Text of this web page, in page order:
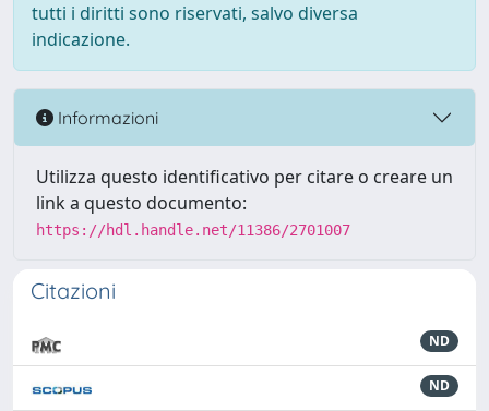
tutti i diritti sono riservati, salvo diversa
indicazione.
Informazioni
Utilizza questo identificativo per citare o creare un
link a questo documento:
https://hdl.handle.net/11386/2701007
Citazioni
ND
ND